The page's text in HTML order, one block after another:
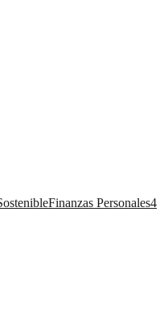
Finanzas Personales4